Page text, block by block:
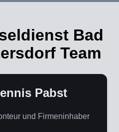
Bad
Team
Pabst
und Firmeninhaber